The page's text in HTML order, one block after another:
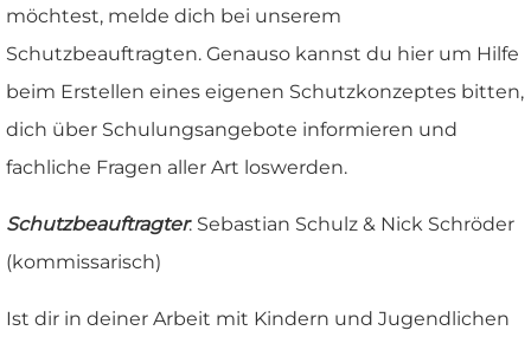
möchtest, melde dich bei unserem
Schutzbeauftragten. Genauso kannst du hier um Hilfe
beim Erstellen eines eigenen Schutzkonzeptes bitten,
dich über Schulungsangebote informieren und
fachliche Fragen aller Art loswerden.
Schutzbeauftragter: Sebastian Schulz & Nick Schröder
(kommissarisch)
Ist dir in deiner Arbeit mit Kindern und Jugendlichen